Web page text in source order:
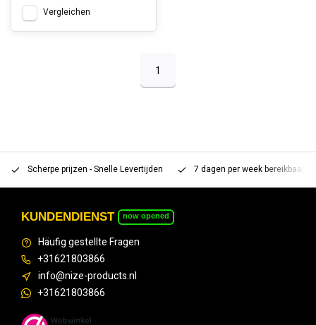
Vergleichen
1
Scherpe prijzen - Snelle Levertijden 7 dagen per week bereikbaar
KUNDENDIENST now opened
Häufig gestellte Fragen
+31621803866
info@nize-products.nl
+31621803866